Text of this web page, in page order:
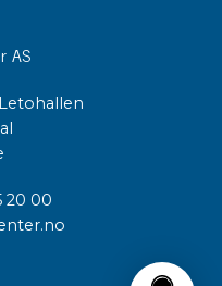
AS
20 00